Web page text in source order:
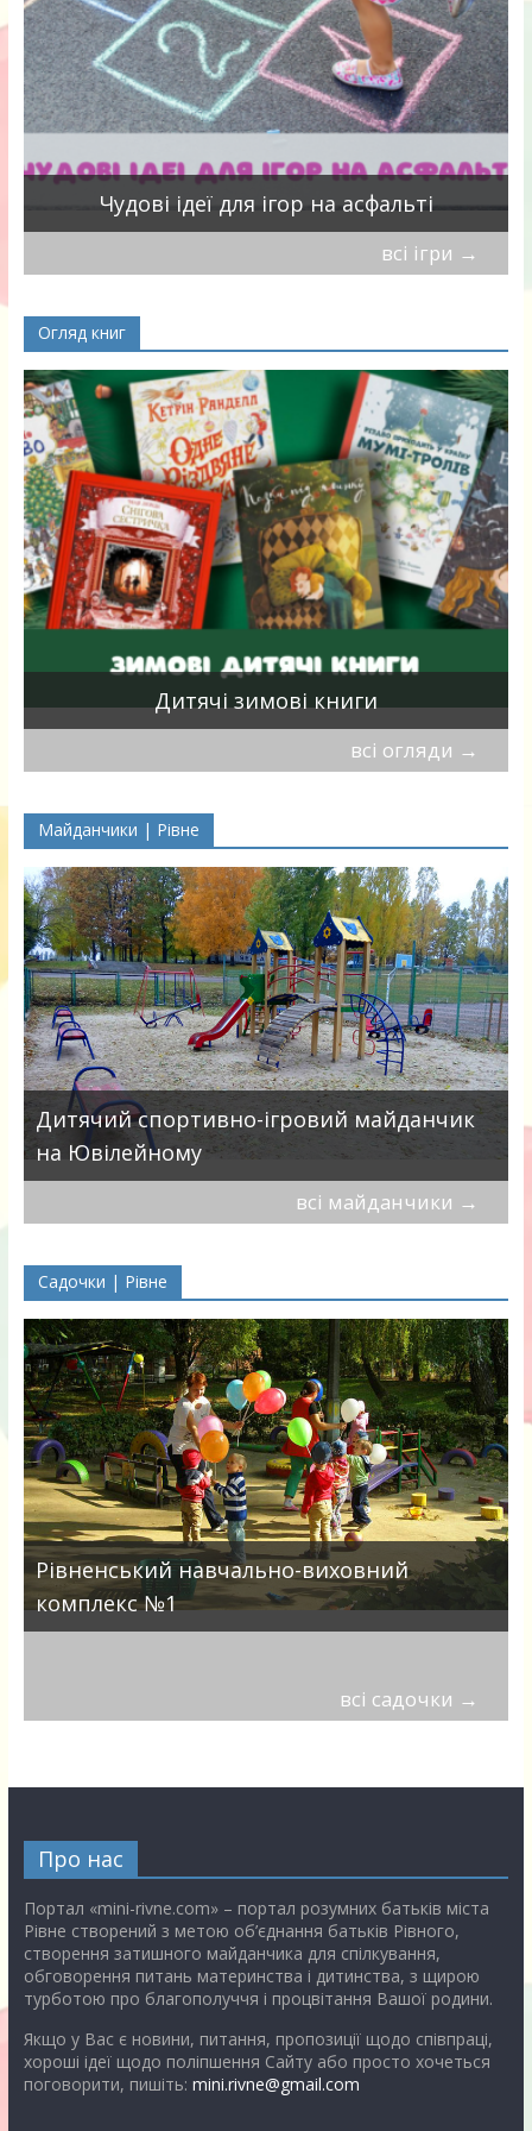
Чудові ідеї для ігор на асфальті
всі ігри →
Огляд книг
Дитячі зимові книги
всі огляди →
Майданчики | Рівне
Дитячий спортивно-ігровий майданчик
на Ювілейному
всі майданчики →
Садочки | Рівне
Рівненський навчально-виховний
комплекс №1
всі садочки →
Про нас
Портал «mini-rivne.com» – портал розумних батьків міста
Рівне створений з метою об’єднання батьків Рівного,
створення затишного майданчика для спілкування,
обговорення питань материнства і дитинства, з щирою
турботою про благополуччя і процвітання Вашої родини.
Якщо у Вас є новини, питання, пропозиції щодо співпраці,
хороші ідеї щодо поліпшення Сайту або просто хочеться
поговорити, пишіть: mini.rivne@gmail.com